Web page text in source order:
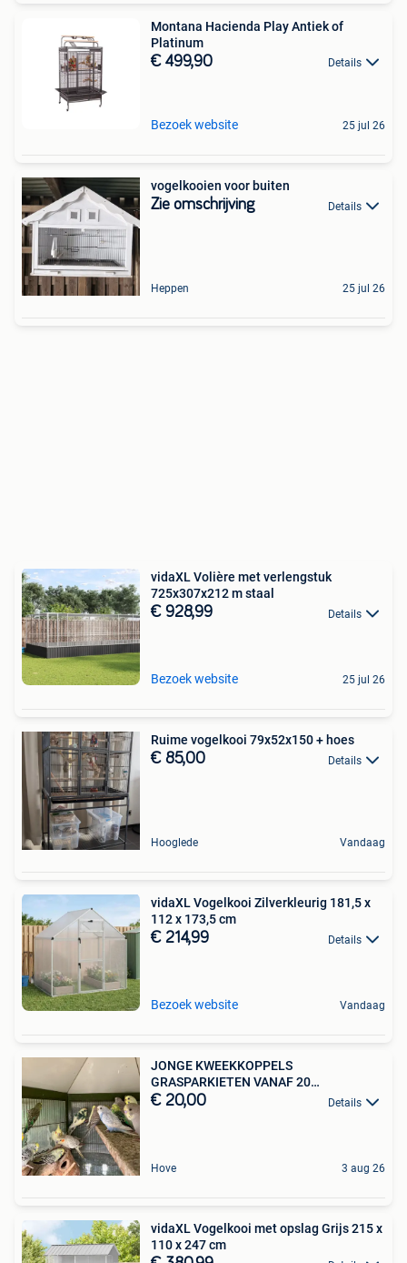
Montana Hacienda Play Antiek of
Platinum
€ 499,90 Details
Bezoek website 25 jul 26
vogelkooien voor buiten
Zie omschrijving Details
Heppen 25 jul 26
vidaXL Volière met verlengstuk
725x307x212 m staal
€ 928,99 Details
Bezoek website 25 jul 26
Ruime vogelkooi 79x52x150 + hoes
€ 85,00 Details
Hooglede Vandaag
vidaXL Vogelkooi Zilverkleurig 181,5 x
112 x 173,5 cm
€ 214,99 Details
Bezoek website Vandaag
JONGE KWEEKKOPPELS
GRASPARKIETEN VANAF 20
EURO/KOPPEL
€ 20,00 Details
Hove 3 aug 26
vidaXL Vogelkooi met opslag Grijs 215 x
110 x 247 cm